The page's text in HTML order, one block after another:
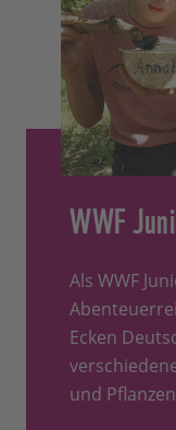
WWF
Als WWF
Ecken
und